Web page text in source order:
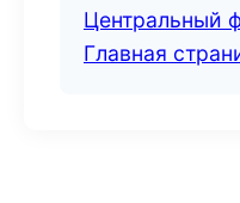
Центральный
Главная